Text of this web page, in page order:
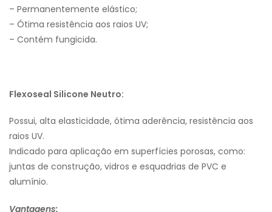
– Permanentemente elástico;
– Ótima resistência aos raios UV;
– Contém fungicida.
Flexoseal Silicone Neutro:
Possui, alta elasticidade, ótima aderência, resistência aos
raios UV.
Indicado para aplicação em superfícies porosas, como:
juntas de construção, vidros e esquadrias de PVC e
alumínio.
Vantagens: